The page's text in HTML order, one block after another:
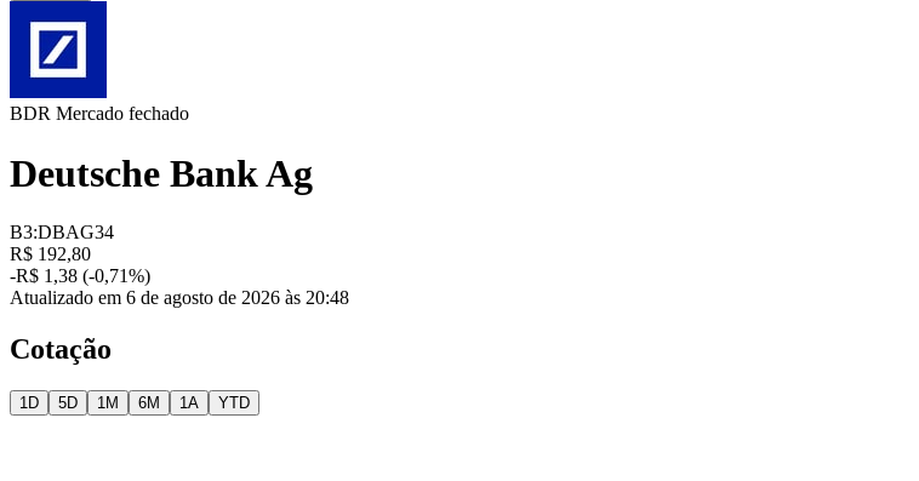
BDR Mercado fechado
Deutsche Bank Ag
B3:DBAG34
R$ 192,80
-R$ 1,38 (-0,71%)
Atualizado em 6 de agosto de 2026 às 20:48
Cotação
1D 5D 1M 6M 1A YTD